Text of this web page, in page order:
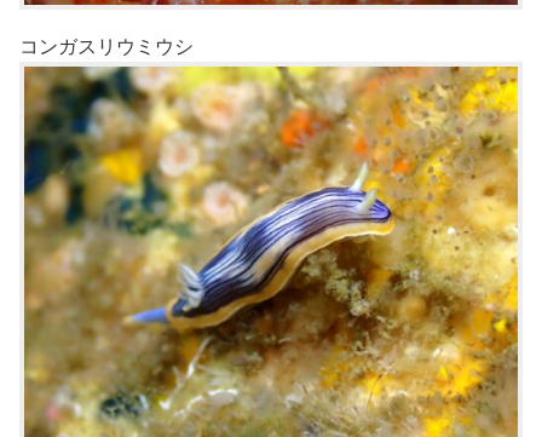
コンガスリウミウシ